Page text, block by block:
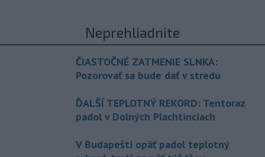
Neprehliadnite
ČIASTOČNÉ ZATMENIE SLNKA:
Pozorovať sa bude dať v stredu
ĎALŠÍ TEPLOTNÝ REKORD: Tentoraz
padol v Dolných Plachtinciach
V Budapešti opäť padol teplotný